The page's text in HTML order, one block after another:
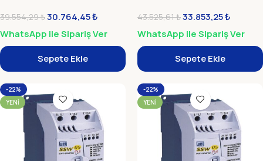
39.554,29₺30.764,45₺
WhatsApp ile Sipariş Ver
Sepete Ekle
43.525,61₺33.853,25₺
WhatsApp ile Sipariş Ver
Sepete Ekle
-22%
YENI
-22%
YENI